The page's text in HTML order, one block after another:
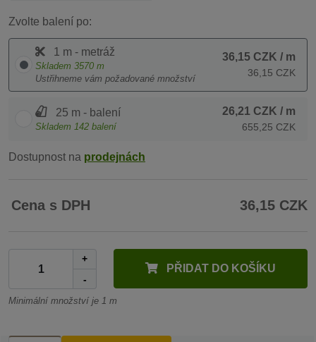
Zvolte balení po:
1 m - metráž
Skladem 3570 m
Ustřihneme vám požadované množství
36,15 CZK / m
36,15 CZK
25 m - balení
Skladem 142 balení
26,21 CZK / m
655,25 CZK
Dostupnost na prodejnách
Cena s DPH 36,15 CZK
+
-
PŘIDAT DO KOŠÍKU
Minimální množství je 1 m